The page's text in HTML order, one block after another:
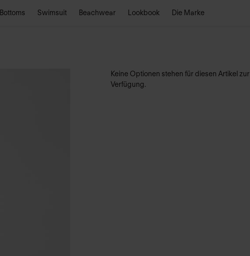
Bottoms Swimsuit Beachwear Lookbook Die Marke
Keine Optionen stehen für diesen Artikel zur
Verfügung.